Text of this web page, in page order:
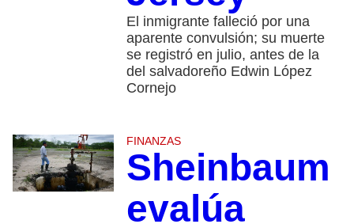
El inmigrante falleció por una
aparente convulsión; su muerte
se registró en julio, antes de la
del salvadoreño Edwin López
Cornejo
FINANZAS
Sheinbaum
evalúa